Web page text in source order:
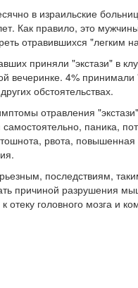
в израильские
Как правило, это
отравившихся "легким
приняли "экстази" в
вечеринке. 4%
обстоятельствах.
отравления
самостоятельно, паника,
рвота,
последствиям,
причиной разрушения
отеку головного мозга и